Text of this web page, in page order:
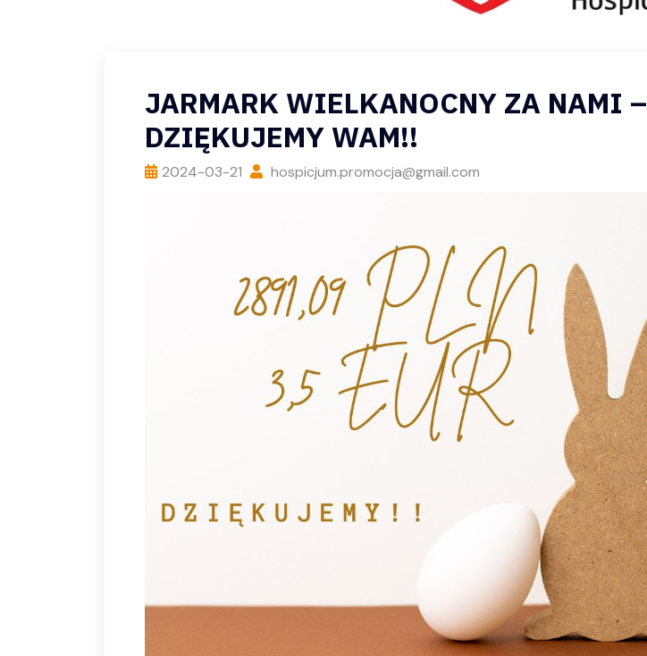
JARMARK WIELKANOCNY ZA NAMI –
DZIĘKUJEMY WAM!!
2024-03-21 hospicjum.promocja@gmail.com